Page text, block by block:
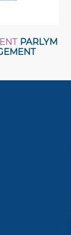
PARLYM